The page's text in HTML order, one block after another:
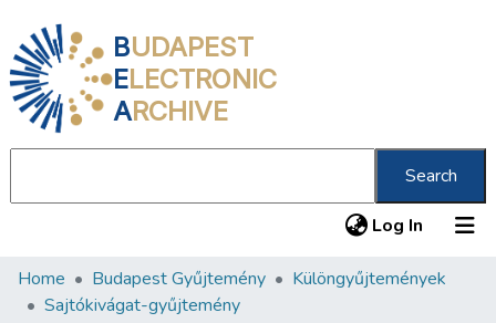
BUDAPEST
ELECTRONIC
ARCHIVE
Search
Log In (current)
Communities & Collections
Home Budapest Gyűjtemény
Különgyűjtemények
Sajtókivágat-gyűjtemény